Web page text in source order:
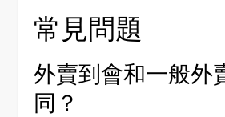
常見問題
外賣到會和一般外
同？